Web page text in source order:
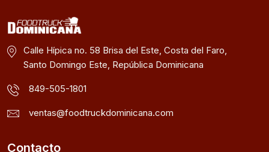
Calle Hípica no. 58 Brisa del Este, Costa del Faro,
Santo Domingo Este, República Dominicana
849-505-1801
ventas@foodtruckdominicana.com
Contacto